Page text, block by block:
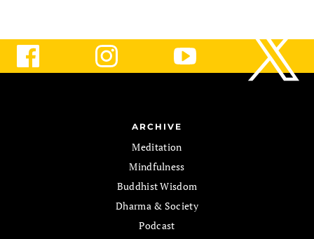
ARCHIVE
Meditation
Mindfulness
Buddhist Wisdom
Dharma & Society
Podcast